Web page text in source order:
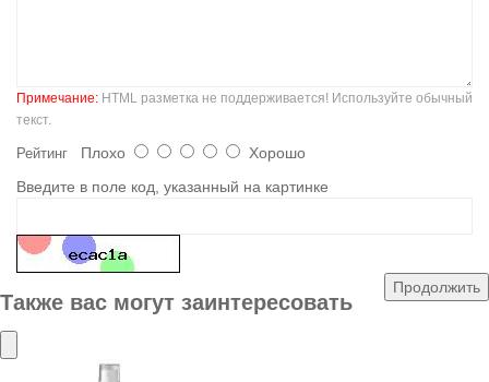
Примечание: HTML разметка не поддерживается! Используйте обычный
текст.
Рейтинг Плохо
Хорошо
Введите в поле код, указанный на картинке
Продолжить
Также вас могут заинтересовать